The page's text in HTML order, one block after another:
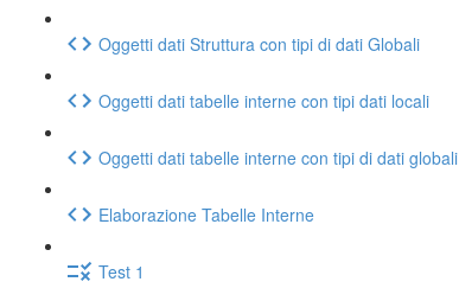
Oggetti dati Struttura con tipi di dati Globali
Oggetti dati tabelle interne con tipi dati locali
Oggetti dati tabelle interne con tipi di dati globali
Elaborazione Tabelle Interne
Test 1